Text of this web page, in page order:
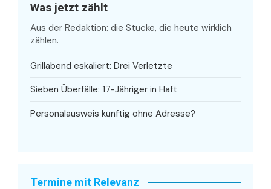
Was jetzt zählt
Aus der Redaktion: die Stücke, die heute wirklich
zählen.
Grillabend eskaliert: Drei Verletzte
Sieben Überfälle: 17-Jähriger in Haft
Personalausweis künftig ohne Adresse?
Termine mit Relevanz